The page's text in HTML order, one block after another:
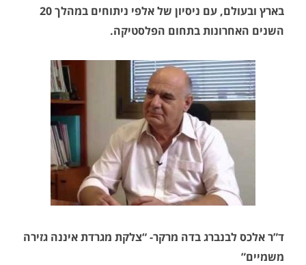
בארץ ובעולם, עם ניסיון של אלפי ניתוחים במהלך 20
השנים האחרונות בתחום הפלסטיקה.
ד”ר אלכס לבנברג בדה מרקר- “צלקת מגרדת איננה גזירה
משמיים”